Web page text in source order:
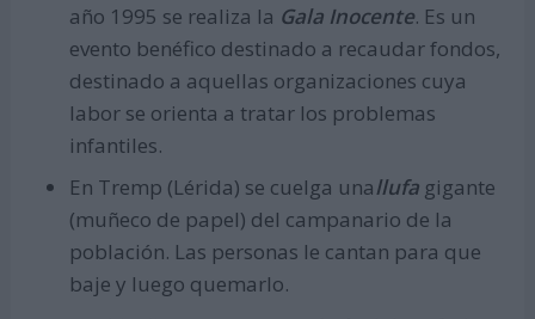
año 1995 se realiza la Gala Inocente. Es un
evento benéfico destinado a recaudar fondos,
destinado a aquellas organizaciones cuya
labor se orienta a tratar los problemas
infantiles.
En Tremp (Lérida) se cuelga unallufa gigante
(muñeco de papel) del campanario de la
población. Las personas le cantan para que
baje y luego quemarlo.